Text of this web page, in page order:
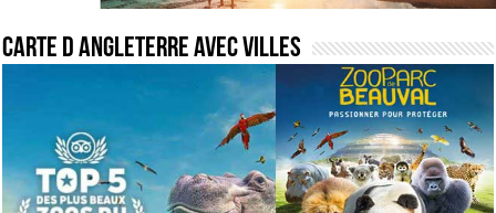
Carte d Angleterre avec villes